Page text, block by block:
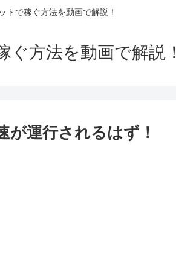
トで稼ぐ方法を動画で解説！
ぐ方法を動画で解説！
が運行されるはず！